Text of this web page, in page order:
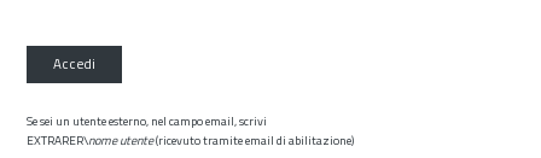
Accedi
Se sei un utente esterno, nel campo email, scrivi
EXTRARER\nome utente(ricevuto tramite email di abilitazione)